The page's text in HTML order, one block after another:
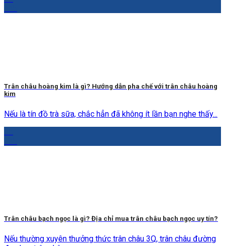
Trân châu hoàng kim là gì? Hướng dẫn pha chế với trân châu hoàng
kim
Nếu là tín đồ trà sữa, chắc hẳn đã không ít lần bạn nghe thấy...
Trân châu bạch ngọc là gì? Địa chỉ mua trân châu bạch ngọc uy tín?
Nếu thường xuyên thưởng thức trân châu 3Q, trân châu đường